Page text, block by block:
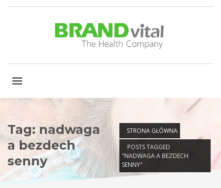
STRONA GŁÓWNA
POSTS TAGGED
"NADWAGA A BEZDECH
SENNY"
Tag: nadwaga
a bezdech
senny